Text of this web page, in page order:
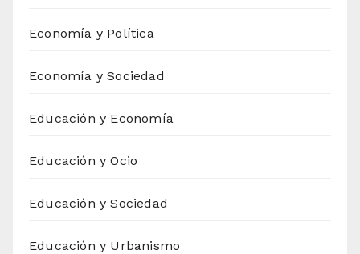
Economía y Política
Economía y Sociedad
Educación y Economía
Educación y Ocio
Educación y Sociedad
Educación y Urbanismo